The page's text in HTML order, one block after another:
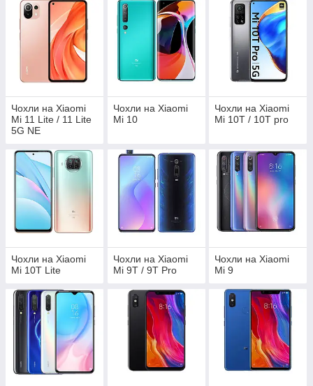
Чохли на Xiaomi
Mi 11 Lite / 11 Lite
5G NE
Чохли на Xiaomi
Mi 10
Чохли на Xiaomi
Mi 10T / 10T pro
Чохли на Xiaomi
Mi 10T Lite
Чохли на Xiaomi
Mi 9T / 9T Pro
Чохли на Xiaomi
Mi 9